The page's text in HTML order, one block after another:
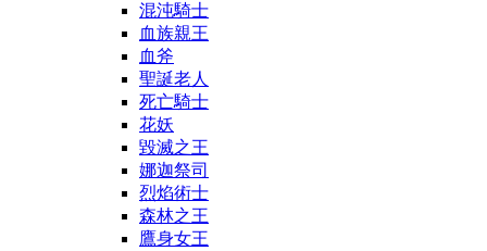
混沌騎士
血族親王
血斧
聖誕老人
死亡騎士
花妖
毀滅之王
娜迦祭司
烈焰術士
森林之王
鷹身女王